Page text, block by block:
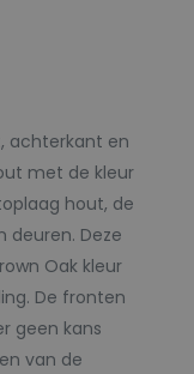
achterkant en
met de kleur
hout, de
deuren. Deze
Oak kleur
De fronten
geen kans
van de